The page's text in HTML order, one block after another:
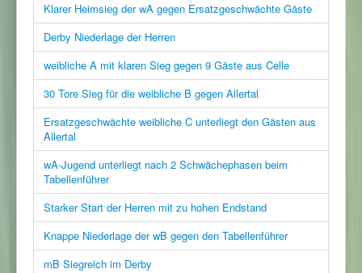
Klarer Heimsieg der wA gegen Ersatzgeschwächte Gäste
Derby Niederlage der Herren
weibliche A mit klaren Sieg gegen 9 Gäste aus Celle
30 Tore Sieg für die weibliche B gegen Allertal
Ersatzgeschwächte weibliche C unterliegt den Gästen aus
Allertal
wA-Jugend unterliegt nach 2 Schwächephasen beim
Tabellenführer
Starker Start der Herren mit zu hohen Endstand
Knappe Niederlage der wB gegen den Tabellenführer
mB Siegreich im Derby